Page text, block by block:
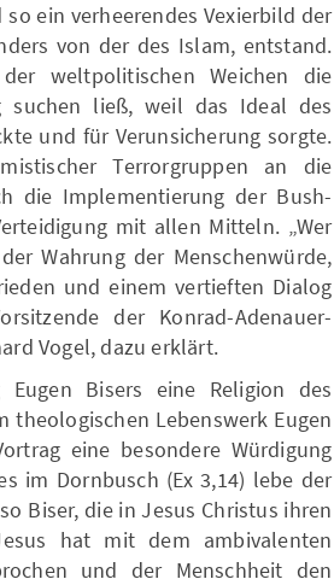
ein verheerendes Vexierbild der
von der des Islam, entstand.
weltpolitischen Weichen die
suchen ließ, weil das Ideal des
und für Verunsicherung sorgte.
Terrorgruppen an die
die Implementierung der Bush-
mit allen Mitteln. „Wer
Wahrung der Menschenwürde,
und einem vertieften Dialog
der Konrad-Adenauer-
Vogel, dazu erklärt.
Bisers eine Religion des
theologischen Lebenswerk Eugen
eine besondere Würdigung
im Dornbusch (Ex 3,14) lebe der
Biser, die in Jesus Christus ihren
hat mit dem ambivalenten
und der Menschheit den